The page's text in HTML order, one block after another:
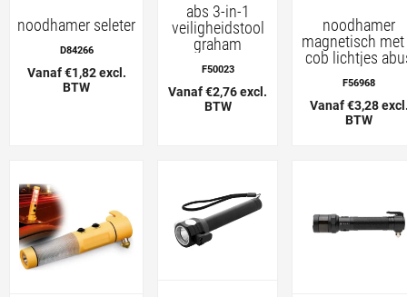
noodhamer seleter
D84266
Vanaf €1,82 excl.
BTW
abs 3-in-1
veiligheidstool
graham
F50023
Vanaf €2,76 excl.
BTW
noodhamer
magnetisch
cob lichtjes
F56968
Vanaf €3,28
BTW